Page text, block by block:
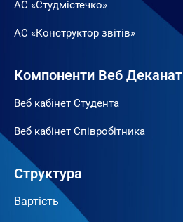
АС «Студмістечко»
АС «Конструктор звітів»
Компоненти Веб Деканат
Веб кабінет Студента
Веб кабінет Співробітника
Структура
Вартість